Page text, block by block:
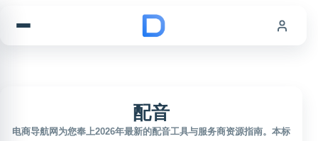
配音
电商导航网为您奉上2026年最新的配音工具与服务商资源指南。本标